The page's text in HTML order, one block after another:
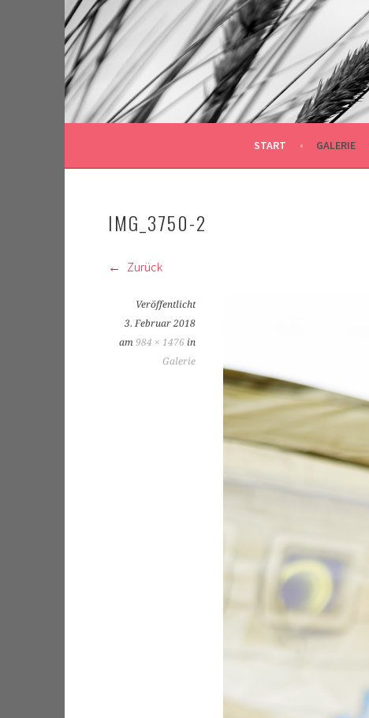
Springe
zum
Inhalt
START GALERIE
IMG_3750-2
Zurück
Veröffentlicht
3. Februar 2018
am 984 × 1476 in
Galerie